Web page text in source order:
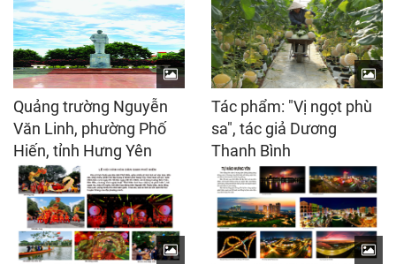
Quảng trường Nguyễn
Văn Linh, phường Phố
Hiến, tỉnh Hưng Yên
Tác phẩm: "Vị ngọt phù
sa", tác giả Dương
Thanh Bình